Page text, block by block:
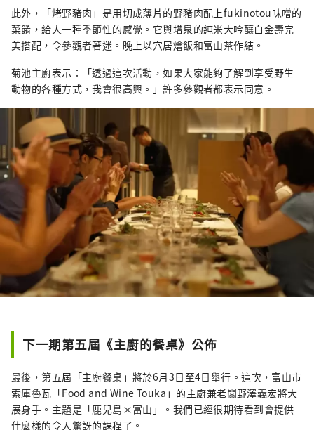
此外，「烤野豬肉」是用切成薄片的野豬肉配上fukinotou味噌的
菜餚，給人一種季節性的感覺。它與增泉的純米大吟釀白金壽完
美搭配，令參觀者著迷。晚上以穴居燴飯和富山茶作結。
菊池主廚表示：「透過這次活動，如果大家能夠了解到享受野生
動物的各種方式，我會很高興。」許多參觀者都表示同意。
下一期第五屆《主廚的餐桌》公佈
最後，第五屆「主廚餐桌」將於6月3日至4日舉行。這次，富山市
索庫魯瓦「Food and Wine Touka」的主廚兼老闆野澤義宏將大
展身手。主題是「鹿兒島×富山」。我們已經很期待看到會提供
什麼樣的令人驚訝的課程了。